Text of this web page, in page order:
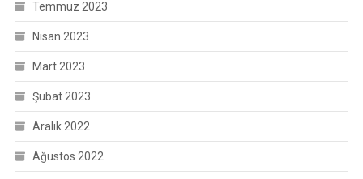
Temmuz 2023
Nisan 2023
Mart 2023
Şubat 2023
Aralık 2022
Ağustos 2022